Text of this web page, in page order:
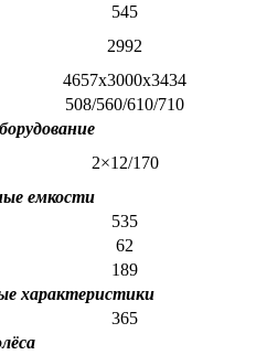
545
2992
4657x3000x3434
508/560/610/710
2×12/170
емкости
535
62
189
характеристики
365